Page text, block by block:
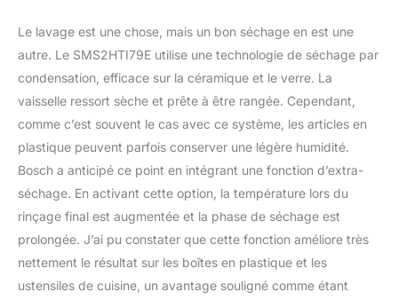
Le lavage est une chose, mais un bon séchage en est une
autre. Le SMS2HTI79E utilise une technologie de séchage par
condensation, efficace sur la céramique et le verre. La
vaisselle ressort sèche et prête à être rangée. Cependant,
comme c’est souvent le cas avec ce système, les articles en
plastique peuvent parfois conserver une légère humidité.
Bosch a anticipé ce point en intégrant une fonction d’extra-
séchage. En activant cette option, la température lors du
rinçage final est augmentée et la phase de séchage est
prolongée. J’ai pu constater que cette fonction améliore très
nettement le résultat sur les boîtes en plastique et les
ustensiles de cuisine, un avantage souligné comme étant